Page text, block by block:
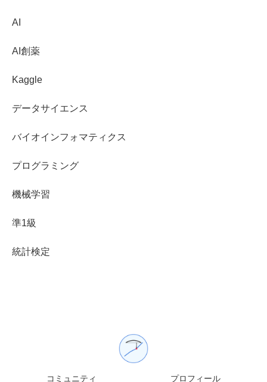
AI
AI創薬
Kaggle
データサイエンス
バイオインフォマティクス
プログラミング
機械学習
準1級
統計検定
コミュニティ プロフィール